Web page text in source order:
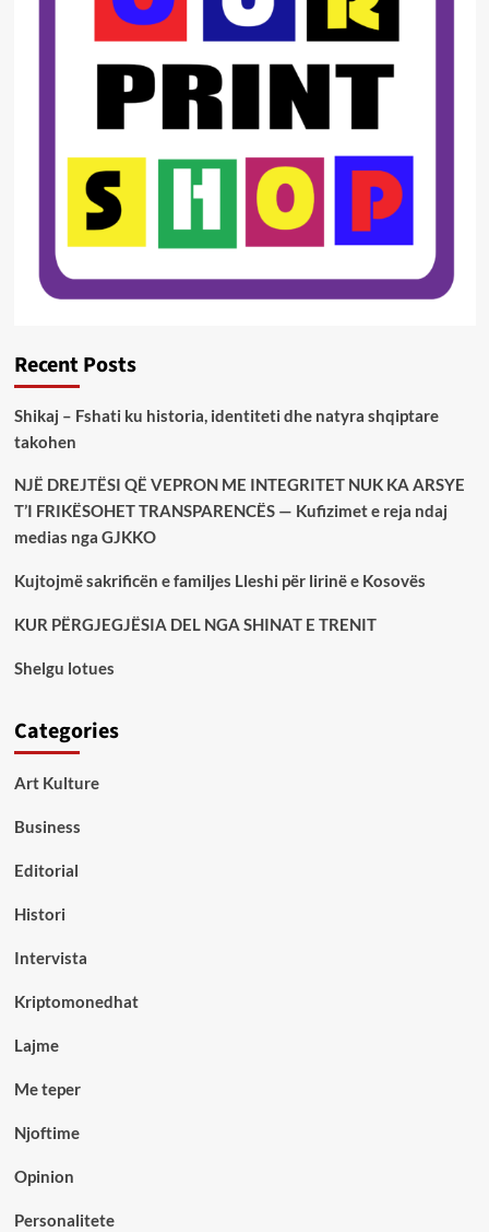
Recent Posts
Shikaj – Fshati ku historia, identiteti dhe natyra shqiptare
takohen
NJË DREJTËSI QË VEPRON ME INTEGRITET NUK KA ARSYE
T’I FRIKËSOHET TRANSPARENCËS — Kufizimet e reja ndaj
medias nga GJKKO
Kujtojmë sakrificën e familjes Lleshi për lirinë e Kosovës
KUR PËRGJEGJËSIA DEL NGA SHINAT E TRENIT
Shelgu lotues
Categories
Art Kulture
Business
Editorial
Histori
Intervista
Kriptomonedhat
Lajme
Me teper
Njoftime
Opinion
Personalitete